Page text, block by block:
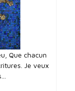
Que chacun
Je veux